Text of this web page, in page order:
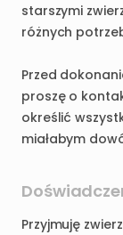
starszymi
różnych
Przed
proszę o
określić
miałabym
Przyjmuję